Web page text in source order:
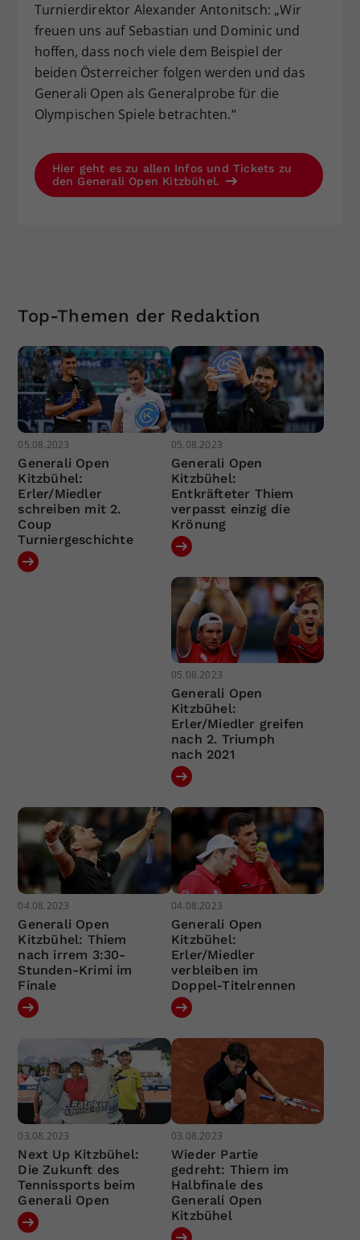
Turnierdirektor Alexander Antonitsch: „Wir
freuen uns auf Sebastian und Dominic und
hoffen, dass noch viele dem Beispiel der
beiden Österreicher folgen werden und das
Generali Open als Generalprobe für die
Olympischen Spiele betrachten.“
Hier geht es zu allen Infos und Tickets zu
den Generali Open Kitzbühel.
Top-Themen der Redaktion
05.08.2023
Generali Open
Kitzbühel:
Erler/Miedler
schreiben mit 2.
Coup
Turniergeschichte
05.08.2023
Generali Open
Kitzbühel:
Entkräfteter Thiem
verpasst einzig die
Krönung
05.08.2023
Generali Open
Kitzbühel:
Erler/Miedler greifen
nach 2. Triumph
nach 2021
04.08.2023
Generali Open
Kitzbühel: Thiem
nach irrem 3:30-
Stunden-Krimi im
Finale
04.08.2023
Generali Open
Kitzbühel:
Erler/Miedler
verbleiben im
Doppel-Titelrennen
03.08.2023
Next Up Kitzbühel:
Die Zukunft des
Tennissports beim
Generali Open
03.08.2023
Wieder Partie
gedreht: Thiem im
Halbfinale des
Generali Open
Kitzbühel